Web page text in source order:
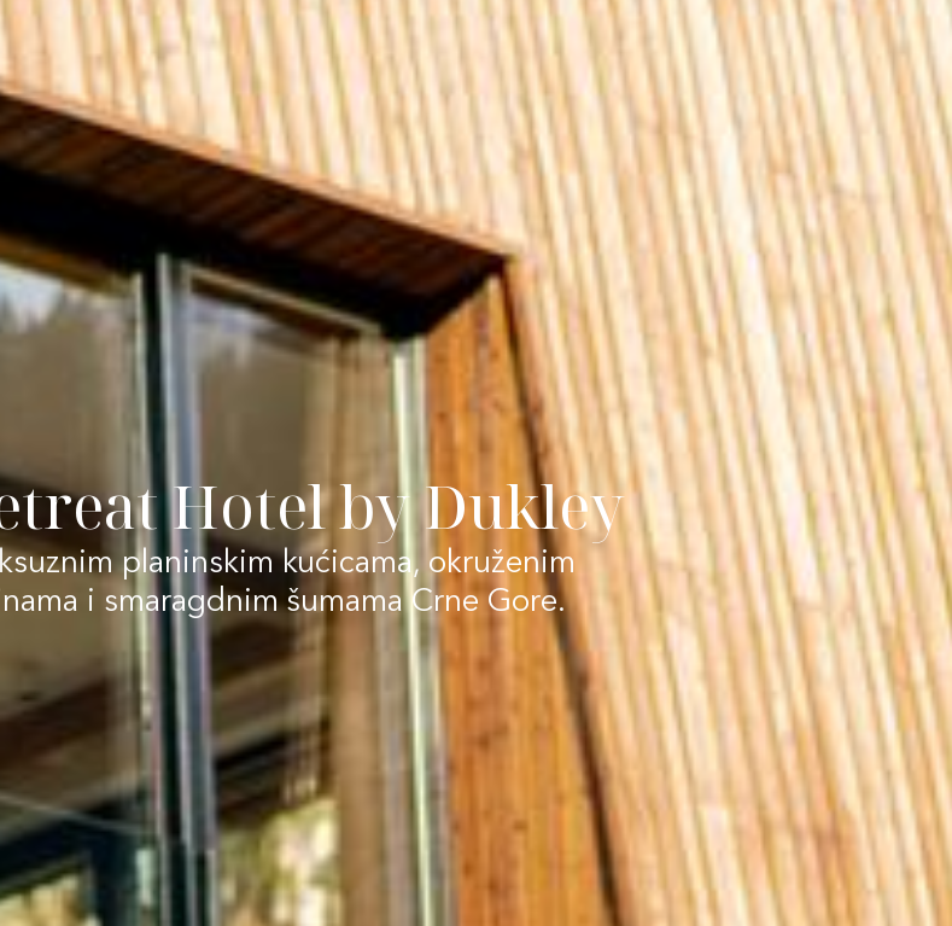
Hotel by Dukley
planinskim kućicama, okruženim
i smaragdnim šumama Crne Gore.